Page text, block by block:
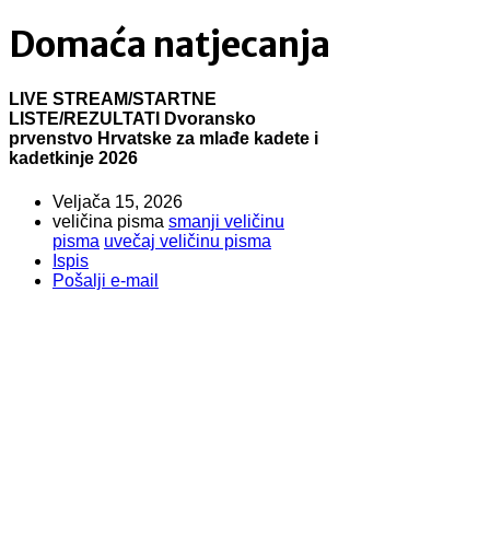
Domaća natjecanja
LIVE STREAM/STARTNE
LISTE/REZULTATI Dvoransko
prvenstvo Hrvatske za mlađe kadete i
kadetkinje 2026
Veljača 15, 2026
veličina pisma smanji veličinu
pisma uvečaj veličinu pisma
Ispis
Pošalji e-mail